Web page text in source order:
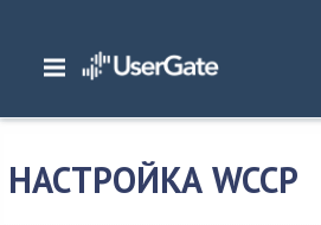
Главная/ Документация/Общие сведения
Настройки сети
НАСТРОЙКА WCCP